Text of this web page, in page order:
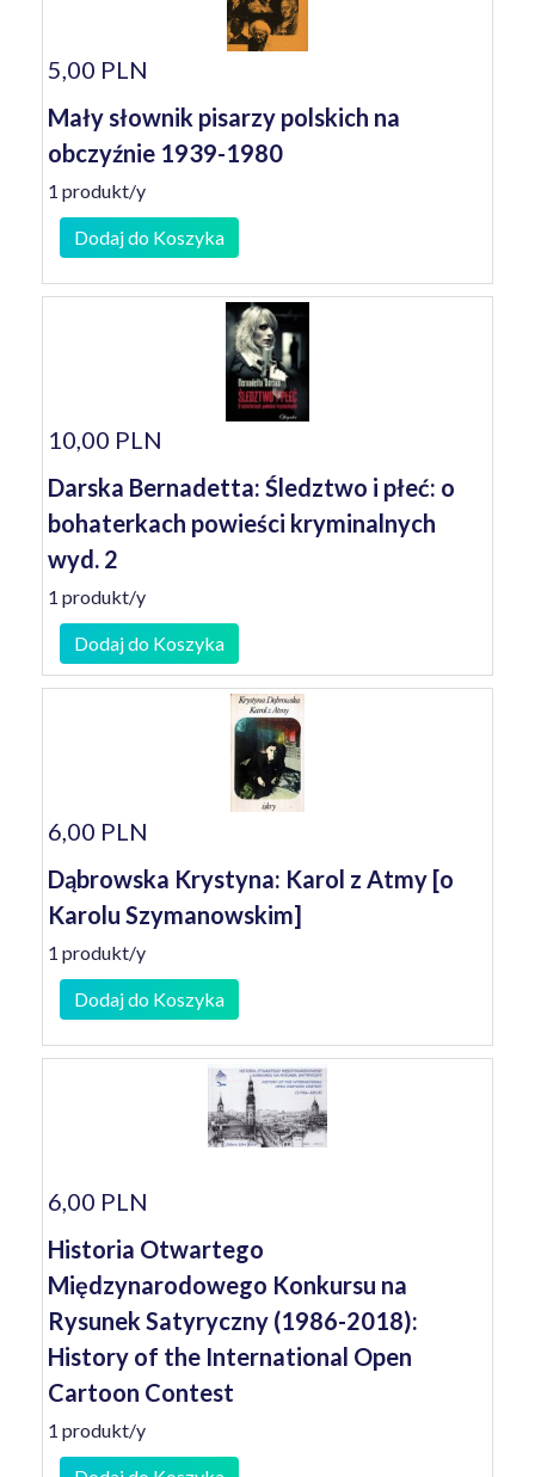
5,00 PLN
Mały słownik pisarzy polskich na
obczyźnie 1939-1980
1 produkt/y
Dodaj do Koszyka
10,00 PLN
Darska Bernadetta: Śledztwo i płeć: o
bohaterkach powieści kryminalnych
wyd. 2
1 produkt/y
Dodaj do Koszyka
6,00 PLN
Dąbrowska Krystyna: Karol z Atmy [o
Karolu Szymanowskim]
1 produkt/y
Dodaj do Koszyka
6,00 PLN
Historia Otwartego
Międzynarodowego Konkursu na
Rysunek Satyryczny (1986-2018):
History of the International Open
Cartoon Contest
1 produkt/y